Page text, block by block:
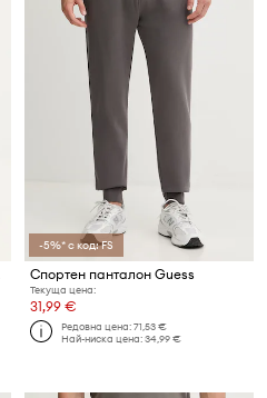
-5%* с код: FS
Спортен панталон Guess
Текуща цена:
31,99 €
Редовна цена:71,53 €
Най-ниска цена:34,99 €